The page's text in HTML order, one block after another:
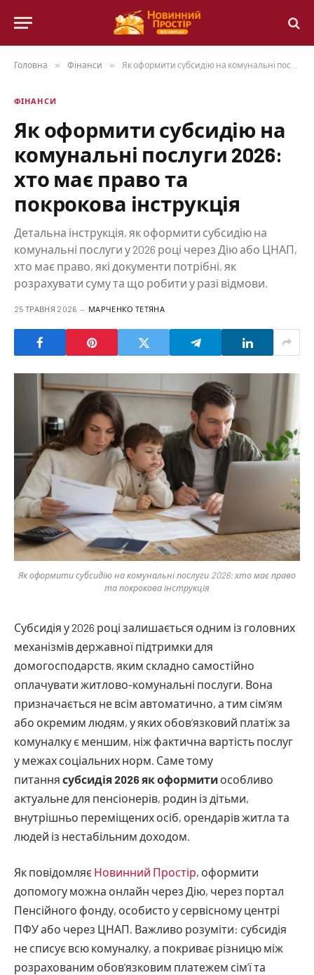
Головна » Фінанси » Як оформити субсидію на комунальні послуги 2026: хто має право та покрокова інструкція
ФІНАНСИ
Як оформити субсидію на
комунальні послуги 2026:
хто має право та
покрокова інструкція
Детальна інструкція, як оформити субсидію на
комунальні послуги у 2026 році через Дію або ЦНАП,
хто має право, які документи потрібні, як
розрахувати суму та що робити у разі відмови.
25 ТРАВНЯ 2026 МАРЧЕНКО ТЕТЯНА
Як оформити субсидію на комунальні послуги 2026: хто має право
та покрокова інструкція
Субсидія у 2026 році залишається одним із головних
механізмів державної підтримки для
домогосподарств, яким складно самостійно
оплачувати житлово-комунальні послуги. Вона
призначається не всім автоматично, а тим сім’ям
або окремим людям, у яких обов’язковий платіж за
комуналку є меншим, ніж фактична вартість послуг
у межах соціальних норм. Саме тому
питання субсидія 2026 як оформити особливо
актуальне для пенсіонерів, родин із дітьми,
внутрішньо переміщених осіб, орендарів житла та
людей із нестабільним доходом.
Як повідомляє Новинний Простір, оформити
допомогу можна онлайн через Дію, через портал
Пенсійного фонду, особисто у сервісному центрі
ПФУ або через ЦНАП. Важливо розуміти: субсидія
не списує всю комуналку, а покриває різницю між
розрахованим обов’язковим платежем сім’ї та